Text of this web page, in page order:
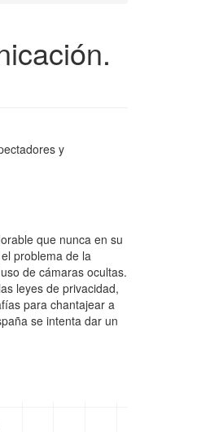
y
que nunca en su
problema de la
de cámaras ocultas.
leyes de privacidad,
para chantajear a
se intenta dar un